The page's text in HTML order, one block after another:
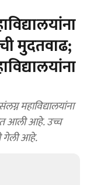
मुदतवाढ;
महाविद्यालयांना
आली आहे. उच्च
गेली आहे.